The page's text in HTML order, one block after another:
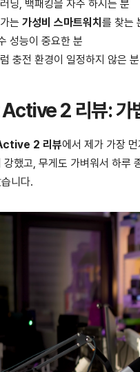
닝, 백패킹을 자주 하시는 분
는 가성비 스마트워치 를 찾는
성능이 중요한 분
충전 환경이 일정하지 않은 분
2 리뷰: 가
2 리뷰에서 제가 가장
강했고, 무게도 가벼워서 하루
니다.